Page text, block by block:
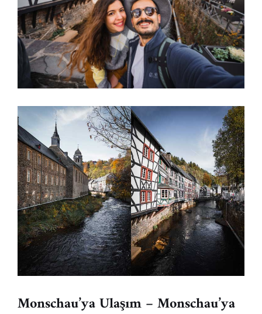
Monschau’ya Ulaşım – Monschau’ya